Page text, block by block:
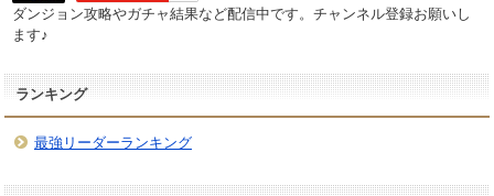
ダンジョン攻略やガチャ結果など配信中です。チャンネル登録お願いし
ます♪
ランキング
最強リーダーランキング